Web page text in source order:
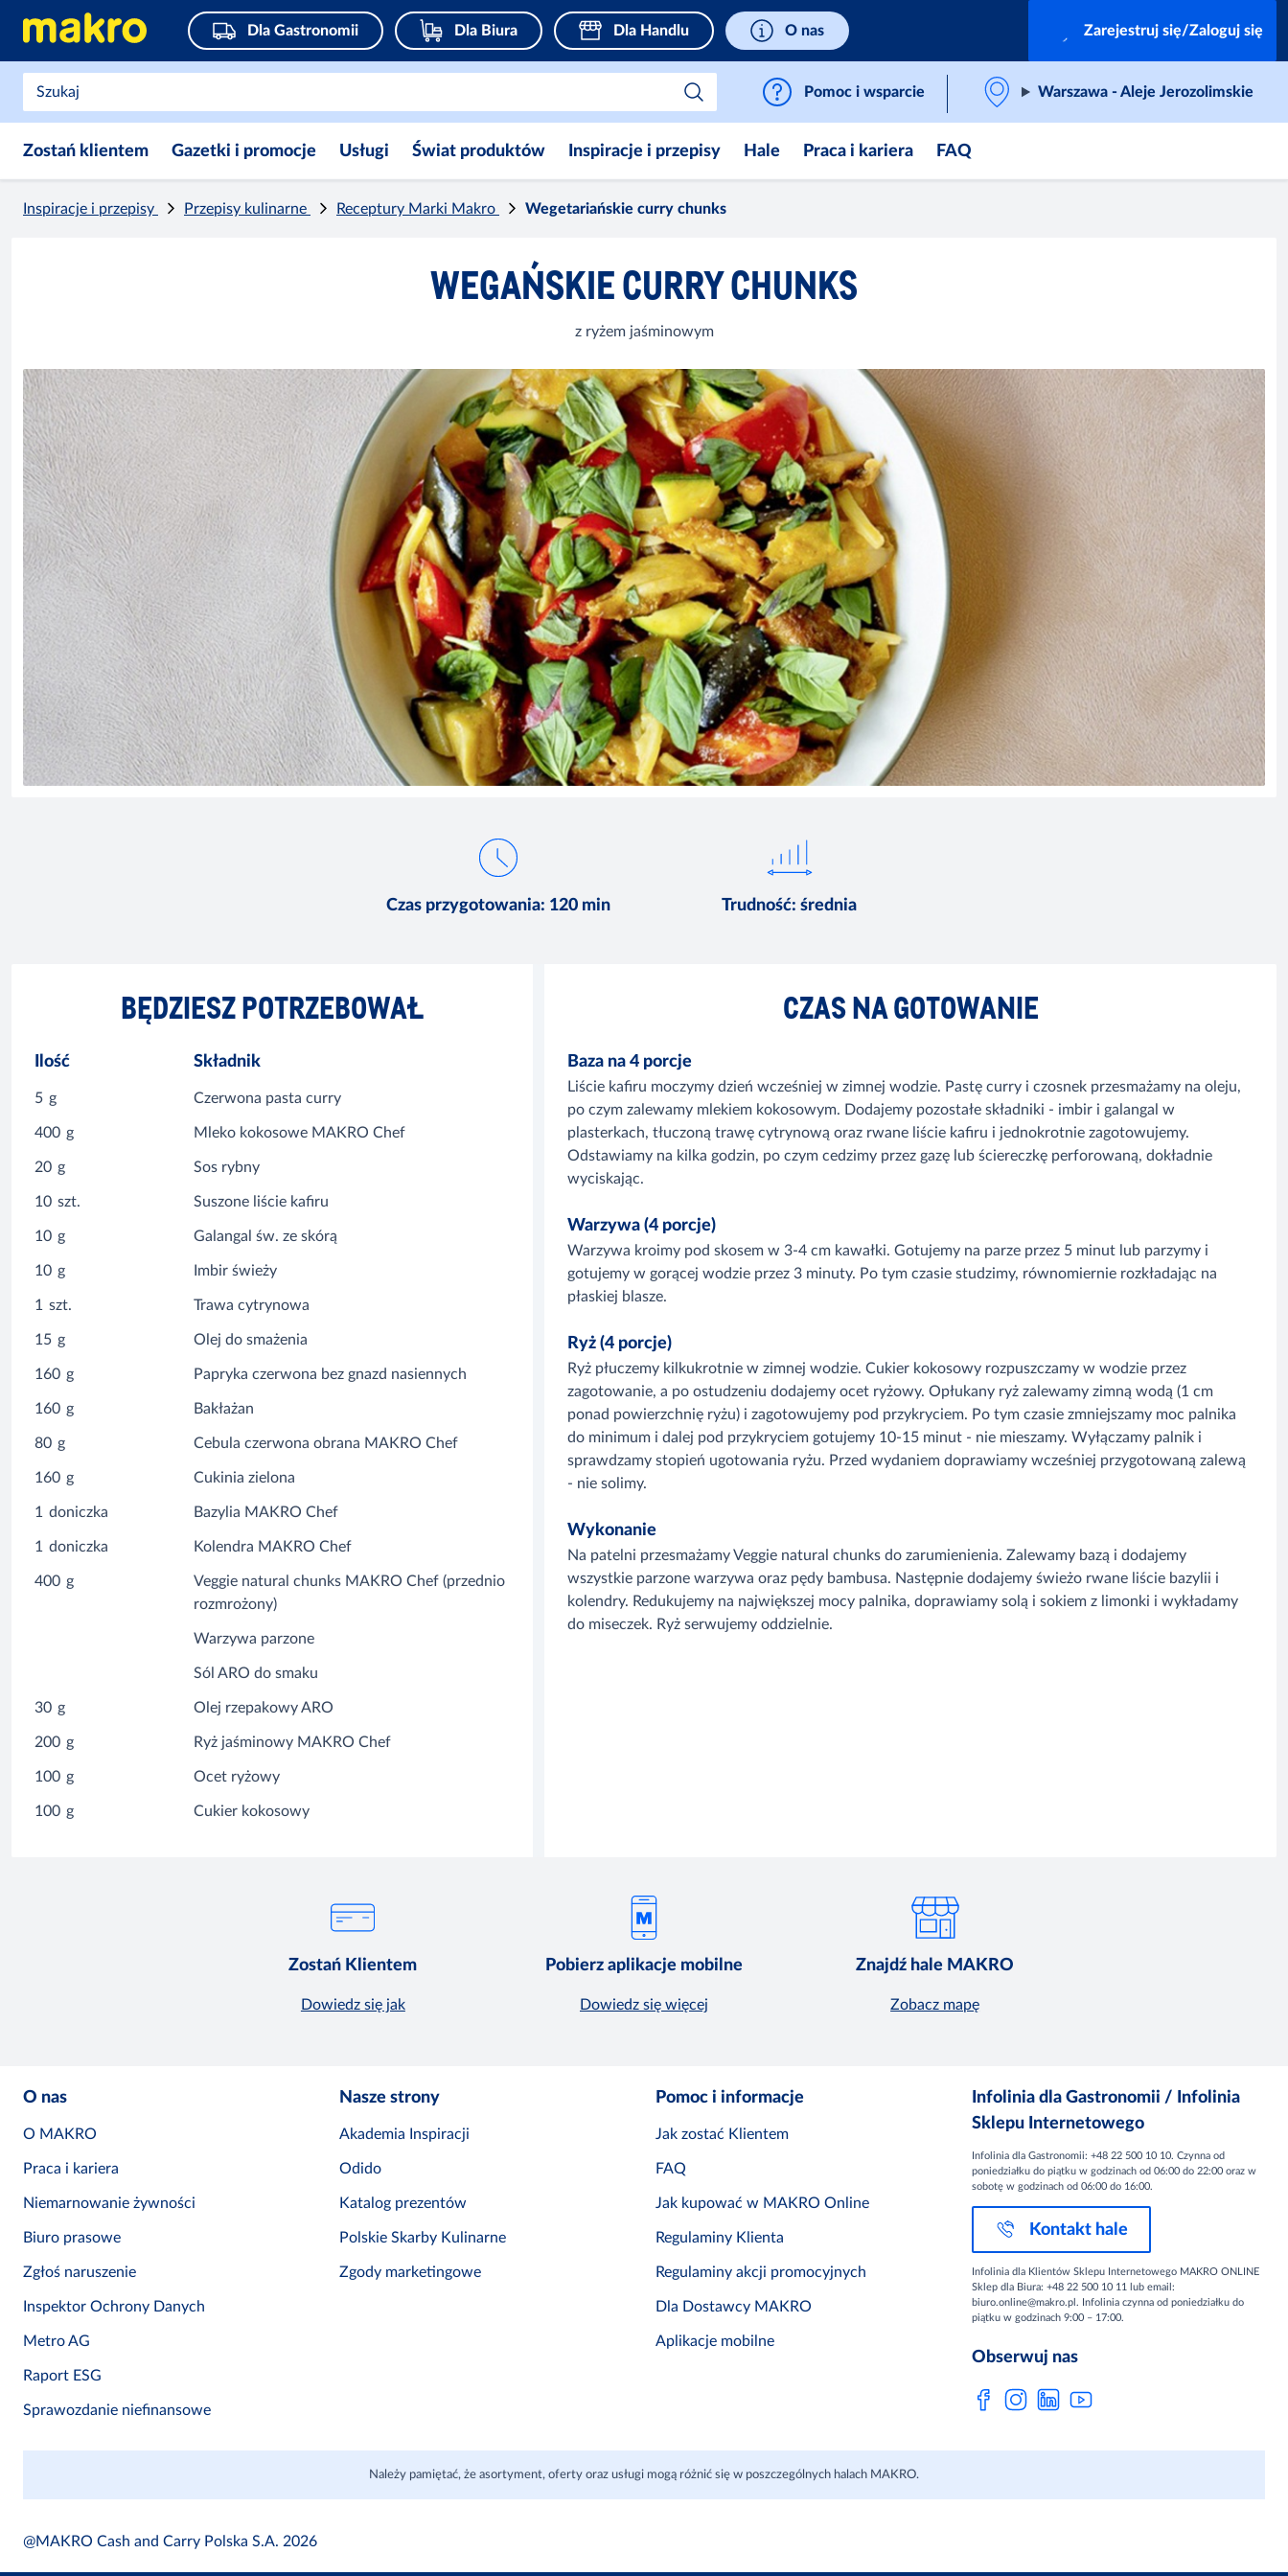
Dla Gastronomii Dla Biura Dla Handlu O nas Zarejestruj się/Zaloguj się
Pomoc i wsparcie Warszawa - Aleje Jerozolimskie
Zostań klientem Gazetki i promocje Usługi Świat produktów Inspiracje i przepisy Hale Praca i kariera FAQ
Inspiracje i przepisy Przepisy kulinarne Receptury Marki Makro Wegetariańskie curry chunks
WEGAŃSKIE CURRY CHUNKS
z ryżem jaśminowym
Czas przygotowania: 120 min Trudność: średnia
BĘDZIESZ POTRZEBOWAŁ
Ilość Składnik
5 g Czerwona pasta curry
400 g Mleko kokosowe MAKRO Chef
20 g Sos rybny
10 szt. Suszone liście kafiru
10 g Galangal św. ze skórą
10 g Imbir świeży
1 szt. Trawa cytrynowa
15 g Olej do smażenia
160 g Papryka czerwona bez gnazd nasiennych
160 g Bakłażan
80 g Cebula czerwona obrana MAKRO Chef
160 g Cukinia zielona
1 doniczka Bazylia MAKRO Chef
1 doniczka Kolendra MAKRO Chef
400 g
Veggie natural chunks MAKRO Chef (przednio
rozmrożony)
Warzywa parzone
Sól ARO do smaku
30 g Olej rzepakowy ARO
200 g Ryż jaśminowy MAKRO Chef
100 g Ocet ryżowy
100 g Cukier kokosowy
CZAS NA GOTOWANIE
Baza na 4 porcje
Liście kafiru moczymy dzień wcześniej w zimnej wodzie. Pastę curry i czosnek przesmażamy na oleju,
po czym zalewamy mlekiem kokosowym. Dodajemy pozostałe składniki - imbir i galangal w
plasterkach, tłuczoną trawę cytrynową oraz rwane liście kafiru i jednokrotnie zagotowujemy.
Odstawiamy na kilka godzin, po czym cedzimy przez gazę lub ściereczkę perforowaną, dokładnie
wyciskając.
Warzywa (4 porcje)
Warzywa kroimy pod skosem w 3-4 cm kawałki. Gotujemy na parze przez 5 minut lub parzymy i
gotujemy w gorącej wodzie przez 3 minuty. Po tym czasie studzimy, równomiernie rozkładając na
płaskiej blasze.
Ryż (4 porcje)
Ryż płuczemy kilkukrotnie w zimnej wodzie. Cukier kokosowy rozpuszczamy w wodzie przez
zagotowanie, a po ostudzeniu dodajemy ocet ryżowy. Opłukany ryż zalewamy zimną wodą (1 cm
ponad powierzchnię ryżu) i zagotowujemy pod przykryciem. Po tym czasie zmniejszamy moc palnika
do minimum i dalej pod przykryciem gotujemy 10-15 minut - nie mieszamy. Wyłączamy palnik i
sprawdzamy stopień ugotowania ryżu. Przed wydaniem doprawiamy wcześniej przygotowaną zalewą
- nie solimy.
Wykonanie
Na patelni przesmażamy Veggie natural chunks do zarumienienia. Zalewamy bazą i dodajemy
wszystkie parzone warzywa oraz pędy bambusa. Następnie dodajemy świeżo rwane liście bazylii i
kolendry. Redukujemy na największej mocy palnika, doprawiamy solą i sokiem z limonki i wykładamy
do miseczek. Ryż serwujemy oddzielnie.
Zostań Klientem
Dowiedz się jak
Pobierz aplikacje mobilne
Dowiedz się więcej
Znajdź hale MAKRO
Zobacz mapę
O nas
O MAKRO
Praca i kariera
Niemarnowanie żywności
Biuro prasowe
Zgłoś naruszenie
Inspektor Ochrony Danych
Metro AG
Raport ESG
Sprawozdanie niefinansowe
Nasze strony
Akademia Inspiracji
Odido
Katalog prezentów
Polskie Skarby Kulinarne
Zgody marketingowe
Pomoc i informacje
Jak zostać Klientem
FAQ
Jak kupować w MAKRO Online
Regulaminy Klienta
Regulaminy akcji promocyjnych
Dla Dostawcy MAKRO
Aplikacje mobilne
Infolinia dla Gastronomii / Infolinia
Sklepu Internetowego
Infolinia dla Gastronomii: +48 22 500 10 10. Czynna od
poniedziałku do piątku w godzinach od 06:00 do 22:00 oraz w
sobotę w godzinach od 06:00 do 16:00.
Kontakt hale
Infolinia dla Klientów Sklepu Internetowego MAKRO ONLINE
Sklep dla Biura: +48 22 500 10 11 lub email:
biuro.online@makro.pl. Infolinia czynna od poniedziałku do
piątku w godzinach 9:00 – 17:00.
Obserwuj nas
Należy pamiętać, że asortyment, oferty oraz usługi mogą różnić się w poszczególnych halach MAKRO.
@MAKRO Cash and Carry Polska S.A. 2026